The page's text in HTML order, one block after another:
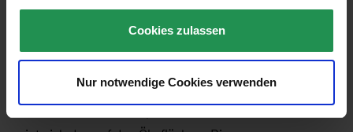
Cookies zulassen
Nur notwendige Cookies verwenden
erlebt, wie die Grünflächen unserer Stadt zu neuem
Leben erwachen. Ein neuer Kreislauf beginnt und die